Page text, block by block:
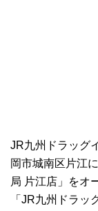
JR九州ドラッグ
岡市城南区片江
局 片江店」をオ
「JR九州ドラッ